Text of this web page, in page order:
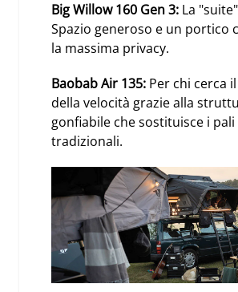
Big Willow 160 Gen 3: La
Spazio generoso e un portico
la massima privacy.
Baobab Air 135: Per chi cerca
della velocità grazie alla
gonfiabile che sostituisce i pali
tradizionali.